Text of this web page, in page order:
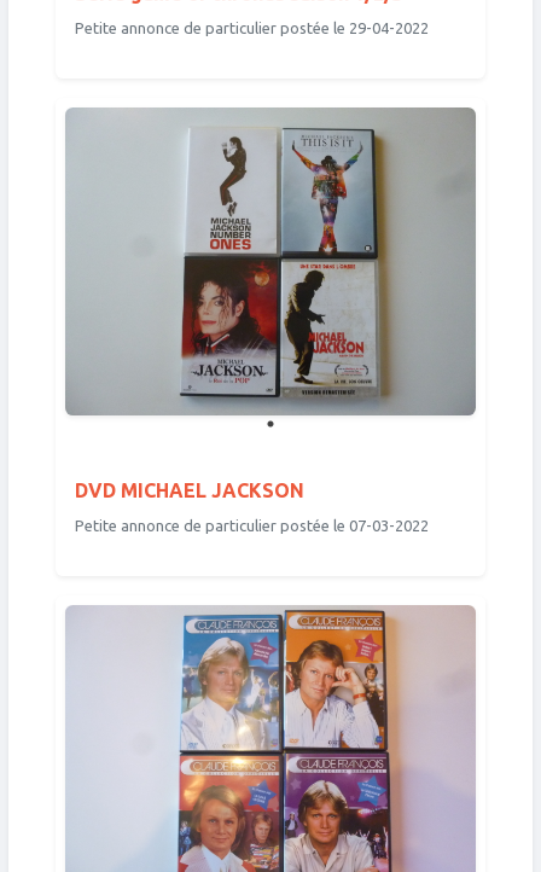
Petite annonce de particulier postée le 29-04-2022
DVD MICHAEL JACKSON
Petite annonce de particulier postée le 07-03-2022